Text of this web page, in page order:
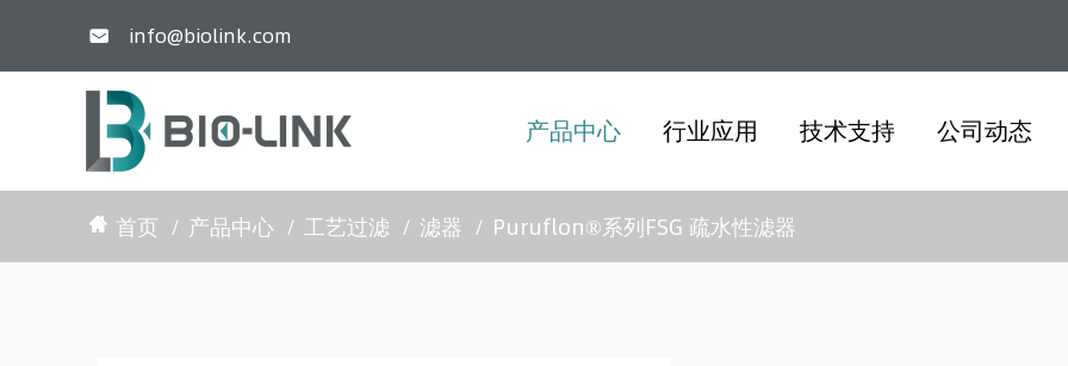
 info@biolink.com
产品中心 行业应用 技术支持 公司动态
首页 产品中心 工艺过滤 滤器 Puruflon®系列FSG 疏水性滤器